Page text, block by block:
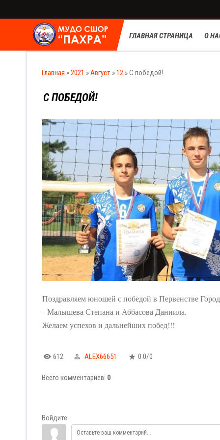
ГЛАВНАЯ СТРАНИЦА О
Главная »2021 »Август »12 » С победой!
С ПОБЕДОЙ!
Поздравляем юношей с победой в Первенстве
- Малышева Степана и Аббасова Даниила.
Желаем успехов и дальнейших побед!!!
612 ALEX66651 0.0/0
Всего комментариев: 0
Войдите: